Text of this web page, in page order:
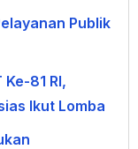
Publik
Ke-81 RI,
Ikut Lomba